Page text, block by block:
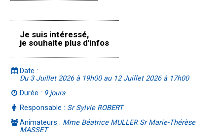
Je suis intéressé,
je souhaite plus d'infos
Date :
Du 3 Juillet 2026 à 19h00 au 12 Juillet 2026 à 17h00
Durée : 9 jours
Responsable : Sr Sylvie ROBERT
Animateurs : Mme Béatrice MULLER Sr Marie-Thérèse
MASSET